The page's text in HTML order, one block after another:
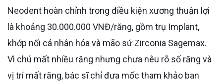
Neodent hoàn chỉnh trong điều kiện xương thuận lợi
là khoảng 30.000.000 VNĐ/răng, gồm trụ Implant,
khớp nối cá nhân hóa và mão sứ Zirconia Sagemax.
Vì chú mất nhiều răng nhưng chưa nêu rõ số răng và
vị trí mất răng, bác sĩ chỉ đưa mốc tham khảo ban